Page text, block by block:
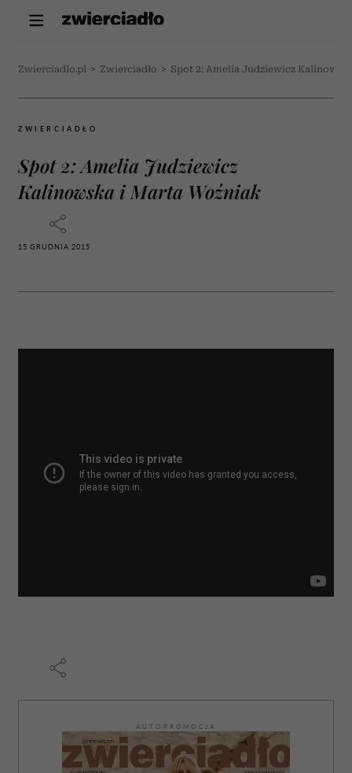
Zwierciadlo.pl > Zwierciadło > Spot 2: Amelia Judziewicz
ZWIERCIADŁO
Spot 2: Amelia Judziewicz
Kalinowska i Marta Woźniak
15 GRUDNIA 2015
AUTOPROMOCJA